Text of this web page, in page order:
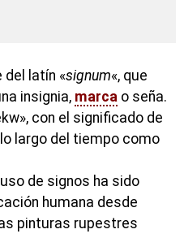
del latín «signum«, que
insignia, marca o seña.
con el significado de
largo del tiempo como
de signos ha sido
humana desde
pinturas rupestres